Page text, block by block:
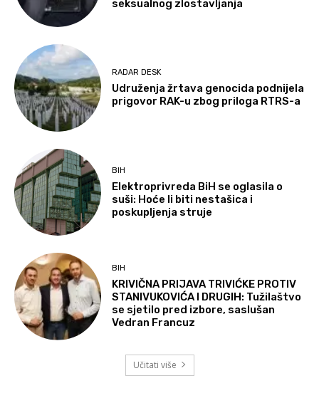
seksualnog zlostavljanja
RADAR DESK
Udruženja žrtava genocida podnijela
prigovor RAK-u zbog priloga RTRS-a
BIH
Elektroprivreda BiH se oglasila o
suši: Hoće li biti nestašica i
poskupljenja struje
BIH
KRIVIČNA PRIJAVA TRIVIĆKE PROTIV
STANIVUKOVIĆA I DRUGIH: Tužilaštvo
se sjetilo pred izbore, saslušan
Vedran Francuz
Učitati više